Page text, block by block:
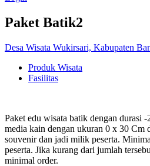
Paket Batik2
Desa Wisata Wukirsari, Kabupaten
Produk Wisata
Fasilitas
Paket edu wisata batik dengan durasi
media kain dengan ukuran 0 x 30 Cm
souvenir dan jadi milik peserta.
peserta. Jika kurang dari jumlah
minimal order.